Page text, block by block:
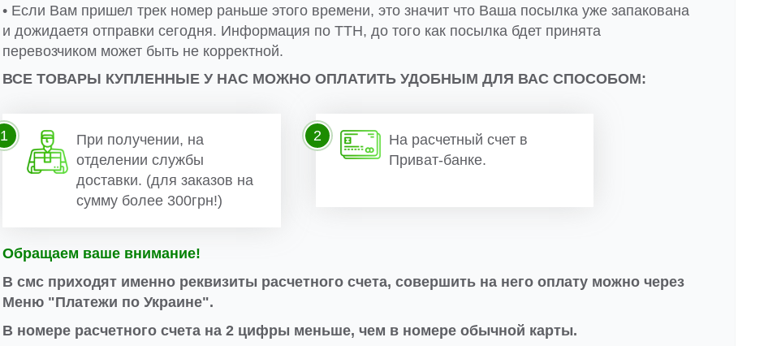
• Если Вам пришел трек номер раньше этого времени, это значит что Ваша посылка уже запакована
и дожидаетя отправки сегодня. Информация по ТТН, до того как посылка бдет принята
перевозчиком может быть не корректной.
ВСЕ ТОВАРЫ КУПЛЕННЫЕ У НАС МОЖНО ОПЛАТИТЬ УДОБНЫМ ДЛЯ ВАС СПОСОБОМ:
При получении, на
отделении службы
доставки. (для заказов на
сумму более 300грн!)
1
На расчетный счет в
Приват-банке.
2
Обращаем ваше внимание!
В смс приходят именно реквизиты расчетного счета, совершить на него оплату можно через
Меню "Платежи по Украине".
В номере расчетного счета на 2 цифры меньше, чем в номере обычной карты.